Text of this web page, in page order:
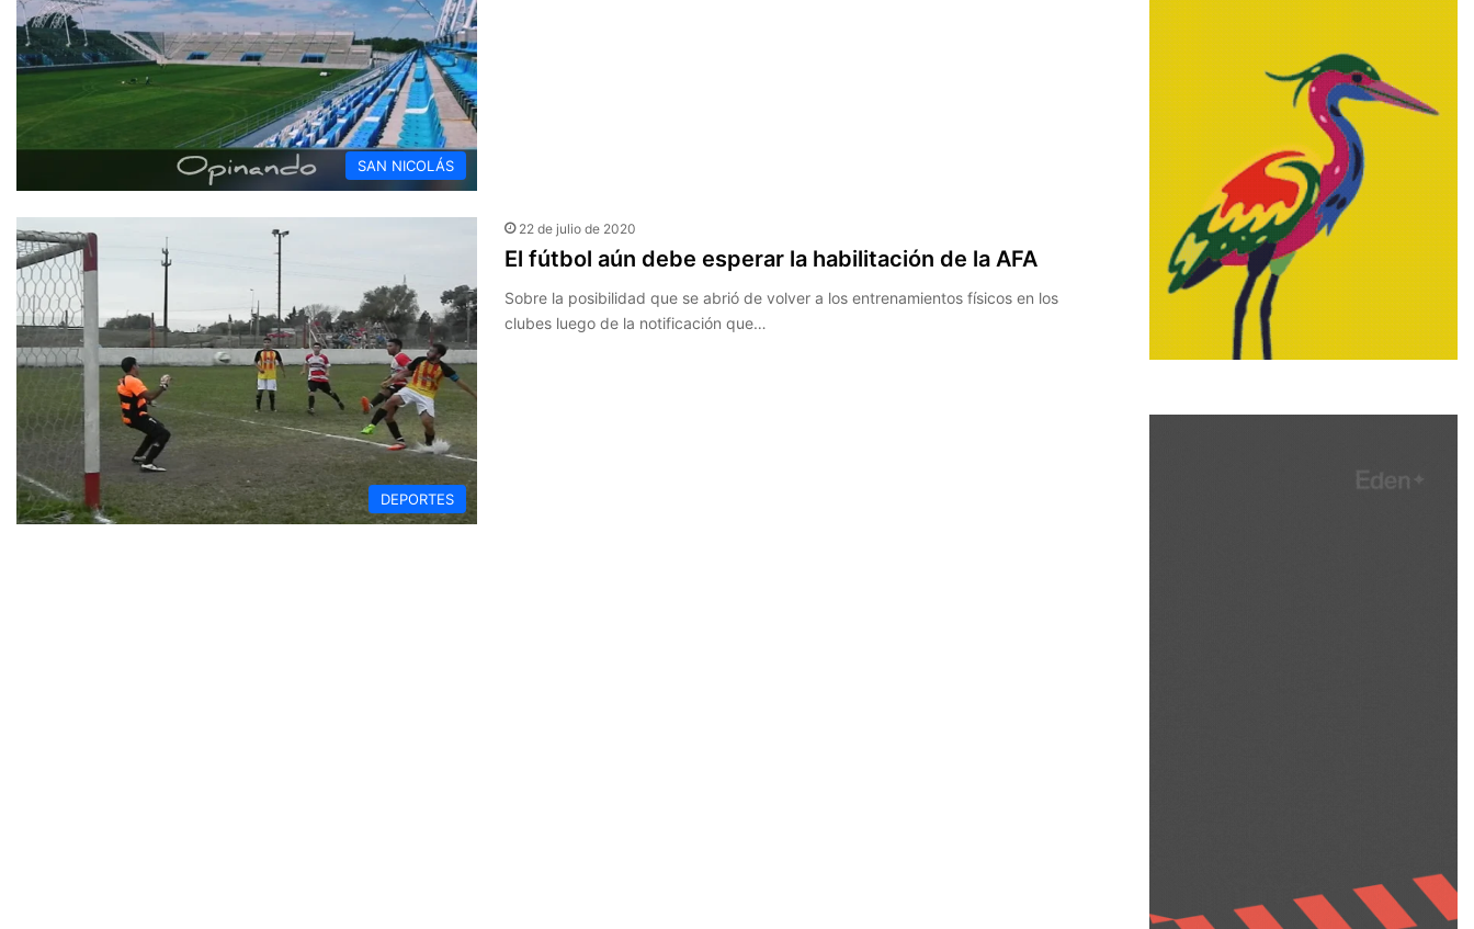
SAN NICOLÁS
DEPORTES
22 de julio de 2020
El fútbol aún debe esperar la habilitación de la AFA
Sobre la posibilidad que se abrió de volver a los entrenamientos físicos en los
clubes luego de la notificación que…